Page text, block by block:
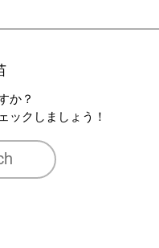
か？
ックしましょう！